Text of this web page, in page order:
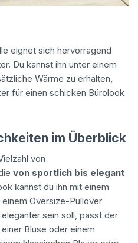
eignet sich hervorragend
Du kannst ihn unter einem
Wärme zu erhalten,
für einen schicken Bürolook
im Überblick
von
von sportlich bis elegant
kannst du ihn mit einem
Oversize-Pullover
sein soll, passt der
Bluse oder einem